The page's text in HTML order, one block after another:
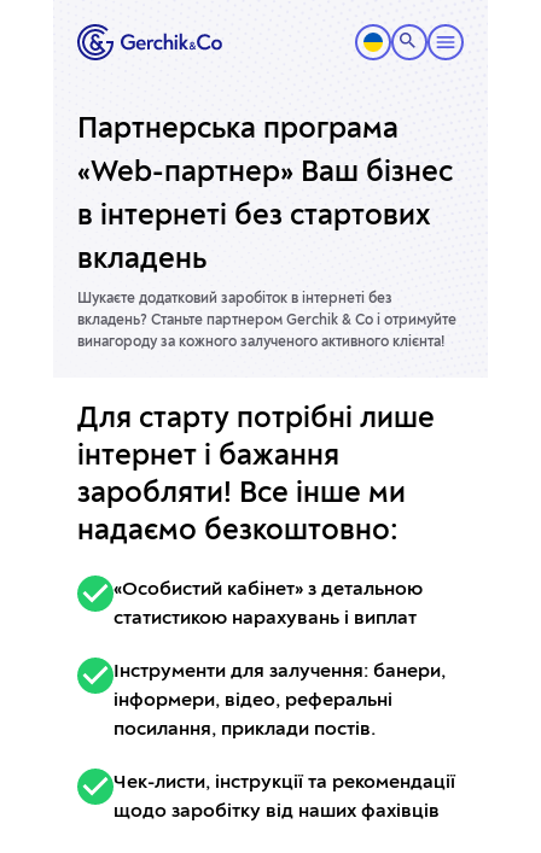
Партнерська програма
«Web-партнер» Ваш бізнес
в інтернеті без стартових
вкладень
Шукаєте додатковий заробіток в інтернеті без
вкладень? Станьте партнером Gerchik & Co і отримуйте
винагороду за кожного залученого активного клієнта!
Для старту потрібні лише
інтернет і бажання
заробляти! Все інше ми
надаємо безкоштовно:
«Особистий кабінет» з детальною
статистикою нарахувань і виплат
Інструменти для залучення: банери,
інформери, відео, реферальні
посилання, приклади постів.
Чек-листи, інструкції та рекомендації
щодо заробітку від наших фахівців